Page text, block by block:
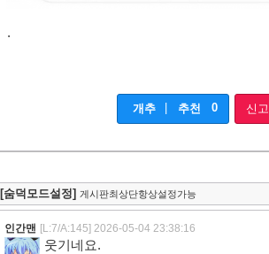
.
개추 추천 0 신고
[숨덕모드설정] 게시판최상단항상설정가능
인간맨 [L:7/A:145] 2026-05-04 23:38:16
웃기네요.